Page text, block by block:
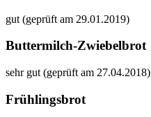
gut (geprüft am 29.01.2019)
Buttermilch-Zwiebelbrot
sehr gut (geprüft am 27.04.2018)
Frühlingsbrot